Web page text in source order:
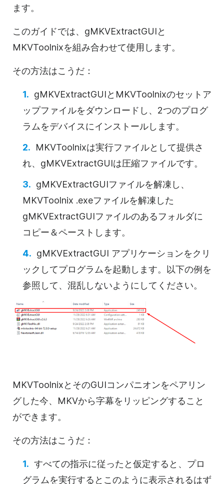
ます。
このガイドでは、gMKVExtractGUIと
MKVToolnixを組み合わせて使用します。
その方法はこうだ：
gMKVExtractGUIとMKVToolnixのセットア
ップファイルをダウンロードし、2つのプログ
ラムをデバイスにインストールします。
MKVToolnixは実行ファイルとして提供さ
れ、gMKVExtractGUIは圧縮ファイルです。
gMKVExtractGUIファイルを解凍し、
MKVToolnix .exeファイルを解凍した
gMKVExtractGUIファイルのあるフォルダに
コピー＆ペーストします。
gMKVExtractGUI アプリケーションをクリ
ックしてプログラムを起動します。以下の例を
参照して、混乱しないようにしてください。
MKVToolnixとそのGUIコンパニオンをペアリン
グした今、MKVから字幕をリッピングすること
ができます。
その方法はこうだ：
すべての指示に従ったと仮定すると、プロ
グラムを実行するとこのように表示されるはず